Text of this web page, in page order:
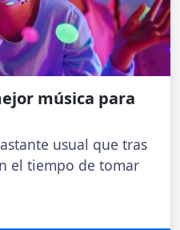
música para
usual que tras
el tiempo de tomar